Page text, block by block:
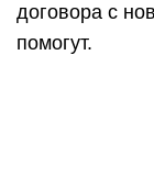
договора с
помогут.